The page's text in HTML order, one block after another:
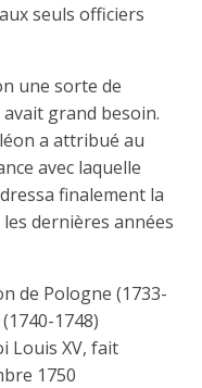
seuls officiers
une sorte de
grand besoin.
a attribué au
avec laquelle
finalement la
dernières années
de Pologne (1733-
1748)
Louis XV, fait
1750